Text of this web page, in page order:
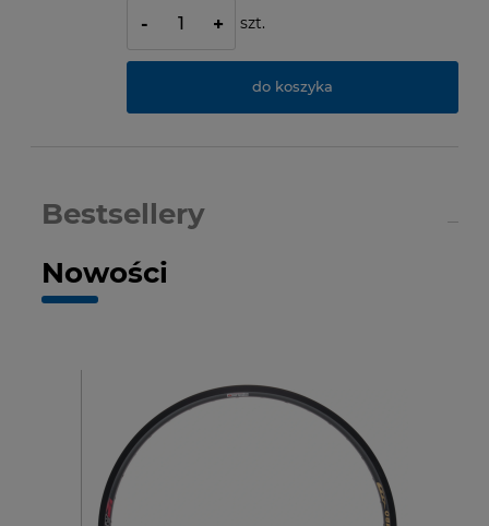
- + szt.
do koszyka
Nowości
Bestsellery